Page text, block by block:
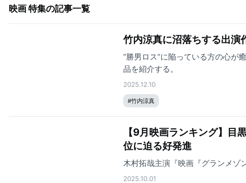
映画 特集の記事一覧
竹内涼真に沼落ちする出演
”勝男ロス”に陥っている方の心が
品を紹介する。
2025.12.10
#竹内涼真
【9月映画ランキング】目
位に迫る好発進
木村拓哉主演『映画『グランメゾ
2025.10.01